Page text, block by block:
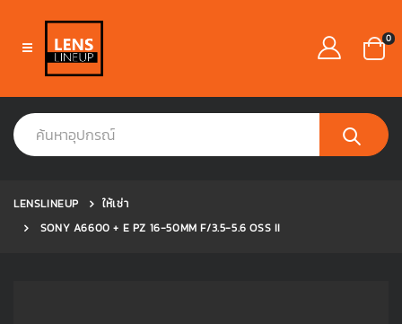
0
LENSLINEUP
ให้เช่า
SONY A6600 + E PZ 16-50MM F/3.5-5.6 OSS II